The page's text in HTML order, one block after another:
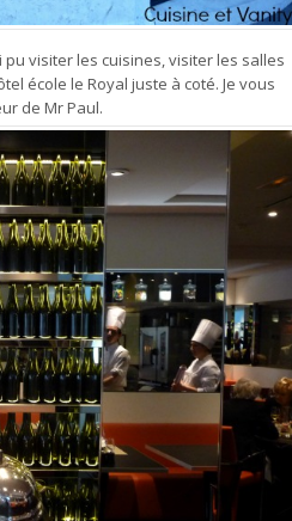
visiter les cuisines, visiter les salles
école le Royal juste à coté. Je vous
de Mr Paul.